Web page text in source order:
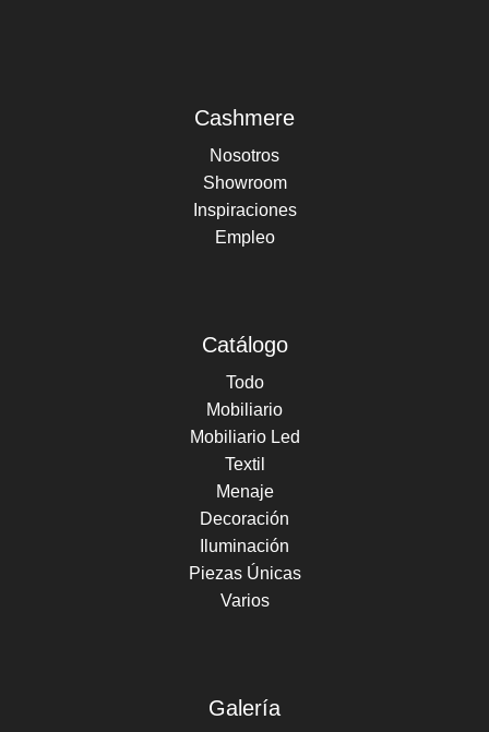
Cashmere
Nosotros
Showroom
Inspiraciones
Empleo
Catálogo
Todo
Mobiliario
Mobiliario Led
Textil
Menaje
Decoración
Iluminación
Piezas Únicas
Varios
Galería